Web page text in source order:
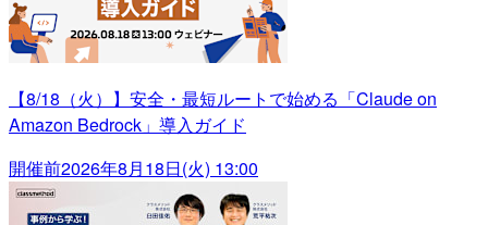
【8/18（火）】安全・最短ルートで始める「Claude on
Amazon Bedrock」導入ガイド
開催前2026年8月18日(火) 13:00